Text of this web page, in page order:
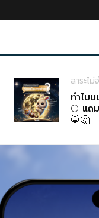
สาระไ
ทำไม
🌕 แถ
🐯🤔